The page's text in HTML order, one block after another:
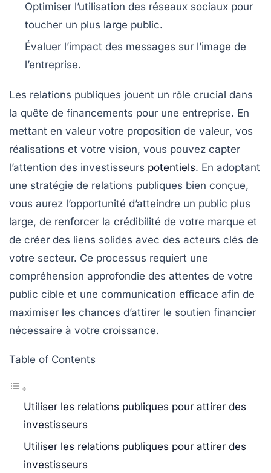
Optimiser l’utilisation des réseaux sociaux pour
toucher un plus large public.
Évaluer l’impact des messages sur l’image de
l’entreprise.
Les relations publiques jouent un rôle crucial dans
la quête de financements pour une entreprise. En
mettant en valeur votre proposition de valeur, vos
réalisations et votre vision, vous pouvez capter
l’attention des investisseurs potentiels. En adoptant
une stratégie de relations publiques bien conçue,
vous aurez l’opportunité d’atteindre un public plus
large, de renforcer la crédibilité de votre marque et
de créer des liens solides avec des acteurs clés de
votre secteur. Ce processus requiert une
compréhension approfondie des attentes de votre
public cible et une communication efficace afin de
maximiser les chances d’attirer le soutien financier
nécessaire à votre croissance.
Table of Contents
Utiliser les relations publiques pour attirer des
investisseurs
Utiliser les relations publiques pour attirer des
investisseurs